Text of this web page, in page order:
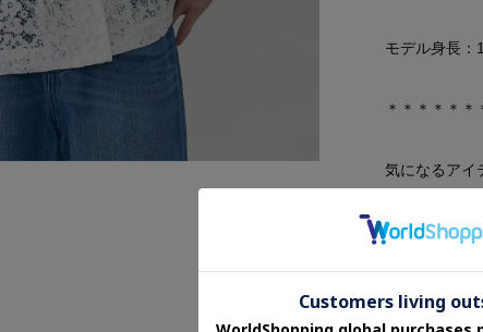
モデル身長
＊＊＊＊＊
気になるアイ
気になるア
登録すると、
マイページ
＊＊＊＊＊＊